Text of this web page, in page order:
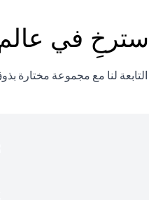
في
التابعة لنا مع مجموعة مختارة